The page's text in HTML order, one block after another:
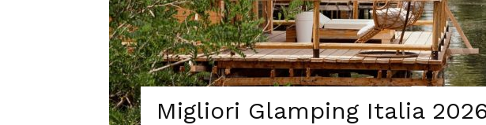
Migliori Glamping Italia